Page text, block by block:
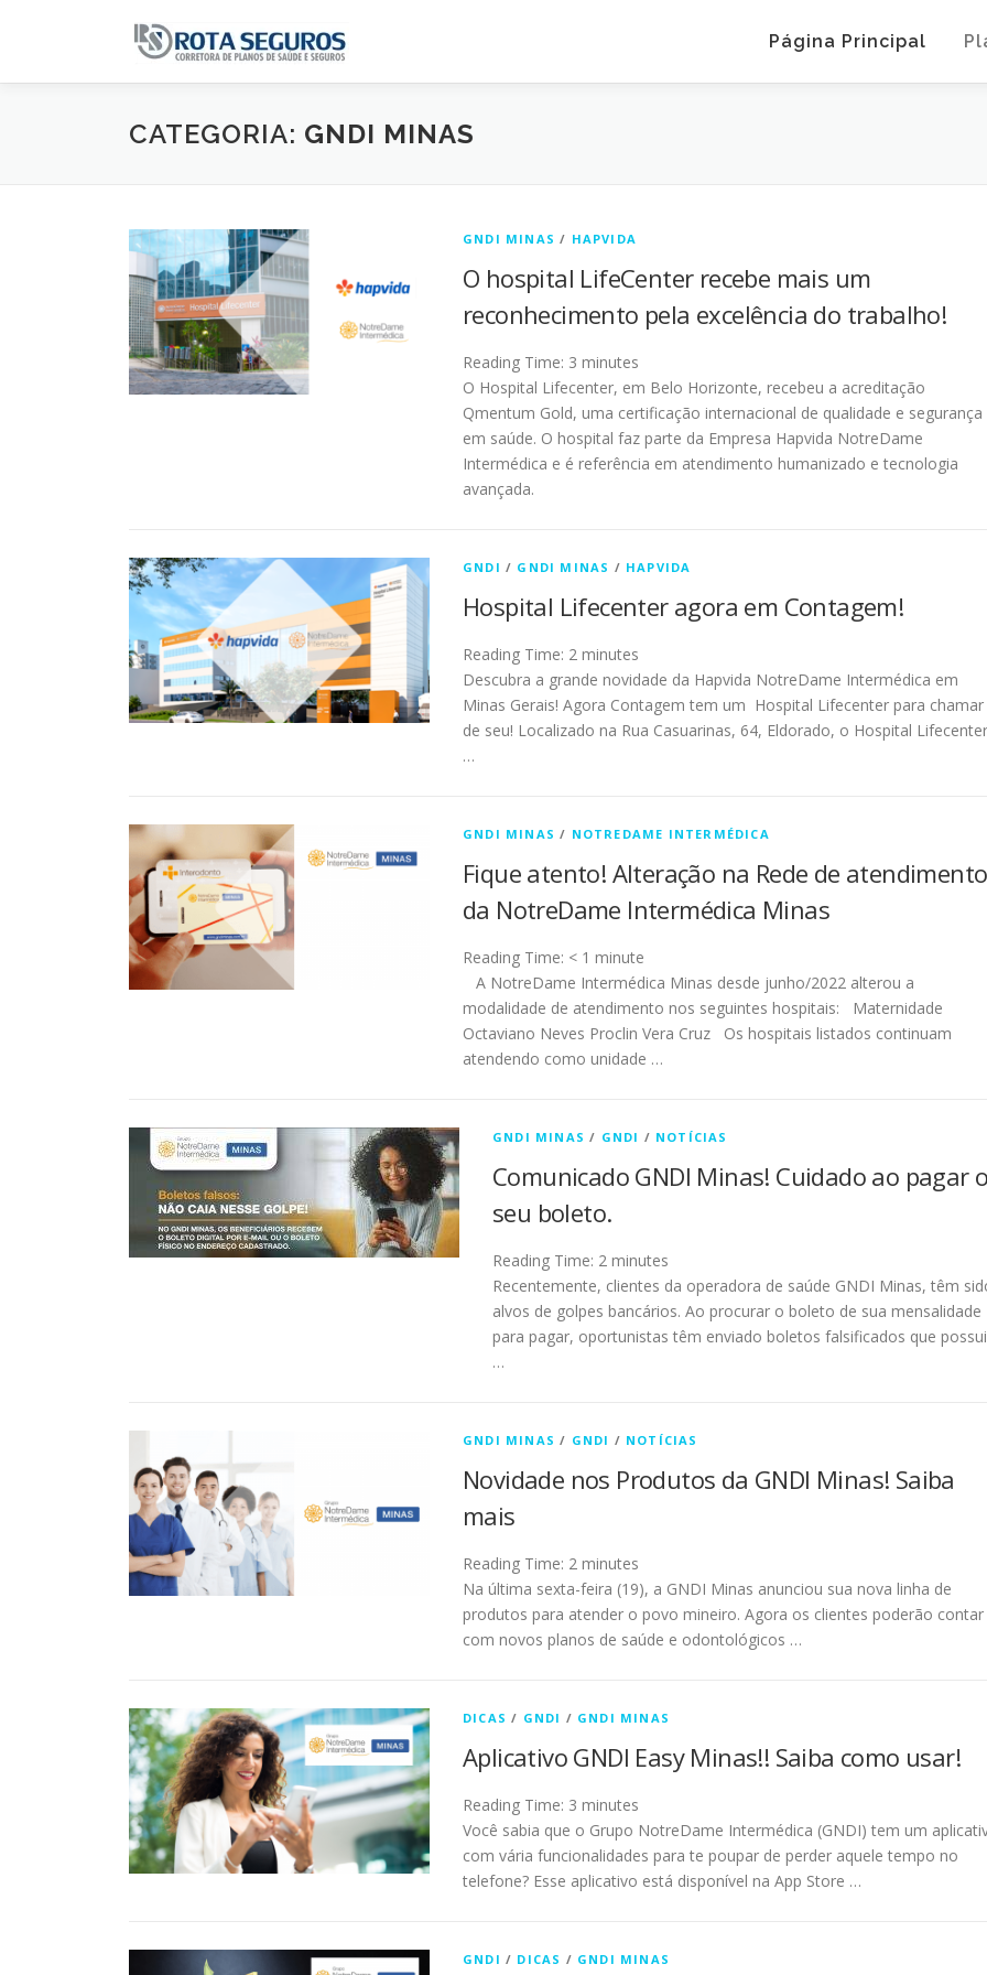
Página Principal
CATEGORIA: GNDI MINAS
GNDI MINAS / HAPVIDA
O hospital LifeCenter recebe mais um
reconhecimento pela excelência do trabalho!
Reading Time: 3 minutes
O Hospital Lifecenter, em Belo Horizonte, recebeu a acreditação
Qmentum Gold, uma certificação internacional de qualidade e segurança
em saúde. O hospital faz parte da Empresa Hapvida NotreDame
Intermédica e é referência em atendimento humanizado e tecnologia
avançada.
GNDI / GNDI MINAS / HAPVIDA
Hospital Lifecenter agora em Contagem!
Reading Time: 2 minutes
Descubra a grande novidade da Hapvida NotreDame Intermédica em
Minas Gerais! Agora Contagem tem um Hospital Lifecenter para chamar
de seu! Localizado na Rua Casuarinas, 64, Eldorado, o Hospital Lifecenter
…
GNDI MINAS / NOTREDAME INTERMÉDICA
Fique atento! Alteração na Rede de atendimento
da NotreDame Intermédica Minas
Reading Time: < 1 minute
A NotreDame Intermédica Minas desde junho/2022 alterou a
modalidade de atendimento nos seguintes hospitais: Maternidade
Octaviano Neves Proclin Vera Cruz Os hospitais listados continuam
atendendo como unidade …
GNDI MINAS / GNDI / NOTÍCIAS
Comunicado GNDI Minas! Cuidado ao pagar
seu boleto.
Reading Time: 2 minutes
Recentemente, clientes da operadora de saúde GNDI Minas, têm
alvos de golpes bancários. Ao procurar o boleto de sua mensalidade
para pagar, oportunistas têm enviado boletos falsificados que possui
…
GNDI MINAS / GNDI / NOTÍCIAS
Novidade nos Produtos da GNDI Minas! Saiba
mais
Reading Time: 2 minutes
Na última sexta-feira (19), a GNDI Minas anunciou sua nova linha de
produtos para atender o povo mineiro. Agora os clientes poderão contar
com novos planos de saúde e odontológicos …
DICAS / GNDI / GNDI MINAS
Aplicativo GNDI Easy Minas!! Saiba como usar!
Reading Time: 3 minutes
Você sabia que o Grupo NotreDame Intermédica (GNDI) tem um
com vária funcionalidades para te poupar de perder aquele tempo no
telefone? Esse aplicativo está disponível na App Store …
GNDI / DICAS / GNDI MINAS